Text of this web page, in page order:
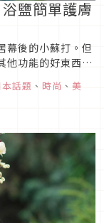
鹽簡單護膚
幕後的小蘇打。但
他功能的好東西
小蘇打的基本介
研磨等，依照
本話題 、 時尚 、 美